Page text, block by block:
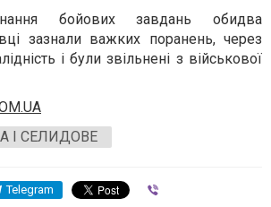
бойових завдань обидва
зазнали важких поранень, через
і були звільнені з військової
І СЕЛИДОВЕ
Telegram